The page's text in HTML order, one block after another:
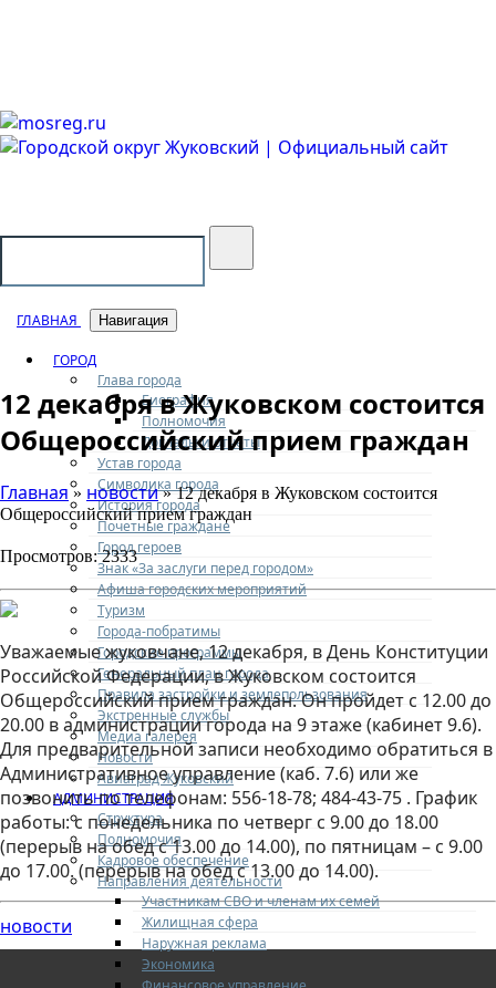
ГЛАВНАЯ Навигация
ГОРОД
Глава города
Биография
Полномочия
Доклады и отчеты
Устав города
Символика города
История города
Почетные граждане
Город героев
Знак «За заслуги перед городом»
Афиша городских мероприятий
Туризм
Города-побратимы
Городские программы
Генеральный план города
Правила застройки и землепользования
Экстренные службы
Медиа галерея
Новости
Авиаград Жуковский
АДМИНИСТРАЦИЯ
Структура
Полномочия
Кадровое обеспечение
Направления деятельности
Участникам СВО и членам их семей
Жилищная сфера
Наружная реклама
Экономика
12 декабря в Жуковском состоится
Общероссийский прием граждан
Главная» новости» 12 декабря в Жуковском состоится
Общероссийский прием граждан
Просмотров: 2333
Уважаемые жуковчане, 12 декабря, в День Конституции
Российской Федерации, в Жуковском состоится
Общероссийский прием граждан. Он пройдет с 12.00 до
20.00 в администрации города на 9 этаже (кабинет 9.6).
Для предварительной записи необходимо обратиться в
Административное управление (каб. 7.6) или же
позвонить по телефонам: 556-18-78; 484-43-75 . График
работы: с понедельника по четверг с 9.00 до 18.00
(перерыв на обед с 13.00 до 14.00), по пятницам – с 9.00
до 17.00. (перерыв на обед с 13.00 до 14.00).
новости